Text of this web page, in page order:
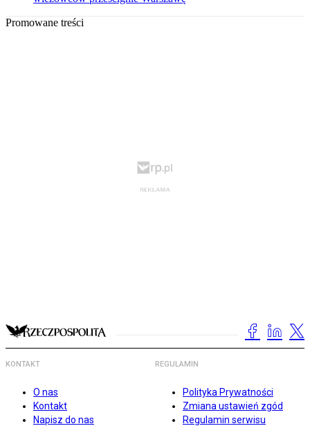
Promowane treści
KONTAKT
O nas
Kontakt
Napisz do nas
REGULAMIN
Polityka Prywatności
Zmiana ustawień zgód
Regulamin serwisu